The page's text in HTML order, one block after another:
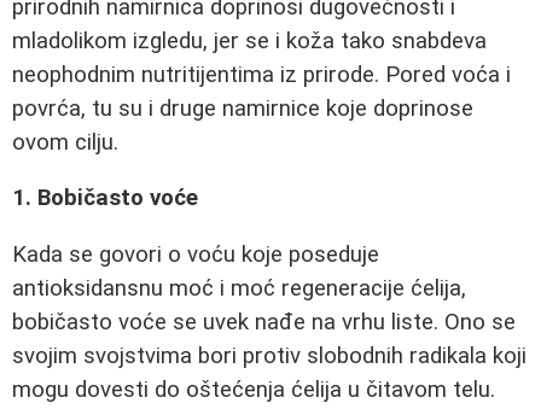
prirodnih namirnica doprinosi dugovečnosti i
mladolikom izgledu, jer se i koža tako snabdeva
neophodnim nutritijentima iz prirode. Pored voća i
povrća, tu su i druge namirnice koje doprinose
ovom cilju.
1. Bobičasto voće
Kada se govori o voću koje poseduje
antioksidansnu moć i moć regeneracije ćelija,
bobičasto voće se uvek nađe na vrhu liste. Ono se
svojim svojstvima bori protiv slobodnih radikala koji
mogu dovesti do oštećenja ćelija u čitavom telu.